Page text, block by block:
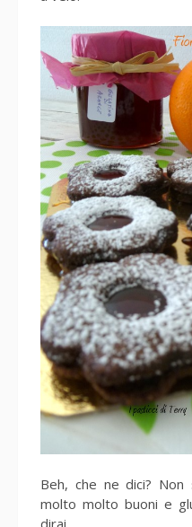
Beh, che ne dici? Non
molto molto buoni e